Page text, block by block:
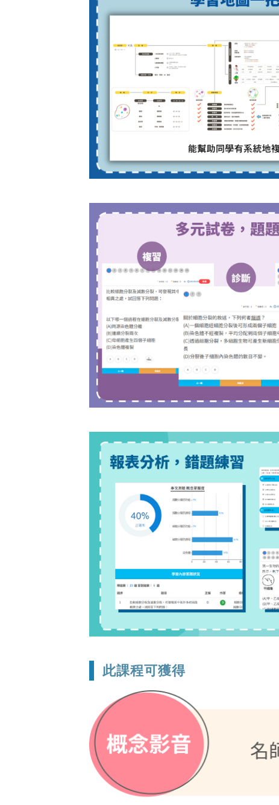
此課程可獲得